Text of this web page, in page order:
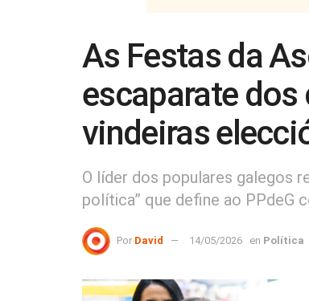
As Festas da
escaparate
vindeiras
O líder dos populares galegos
política” que define ao PPdeG
Por David 14/05/2026 en Política